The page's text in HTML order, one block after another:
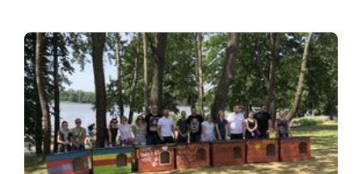
podejrzani o zakażenie
koronawirusem SARS CoV-2
TELEFONICZNIE przełożyli poradę
specjalistyczną na inny termin.
KAŻDEMU pacjentowi, również bez
cech infekcji, zgłaszającemu chęć
wizyty u lekarza należy najpierw
udzielić TELEPORADY. Tylko w